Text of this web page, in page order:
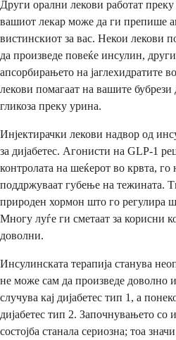
Други орални лекови работат
вашиот лекар може да ги препише
вистинскиот за вас. Некои лекови
да произведе повеќе инсулин, други
апсорбирањето на јаглехидратите
лекови помагаат на вашите
гликоза преку урина.
Инјектирачки лекови надвор од
за дијабетес. Агонисти на GLP-1
контролата на шеќерот во крвта, го
поддржуваат губење на тежината.
природен хормон што го регулира
Многу луѓе ги сметаат за корисни
доволни.
Инсулинската терапија станува
не може сам да произведе доволно
случува кај дијабетес тип 1, а
дијабетес тип 2. Започнувањето со
состојба станала сериозна; тоа